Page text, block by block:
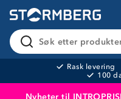
Søk etter
Rask levering
100
Nyheter til